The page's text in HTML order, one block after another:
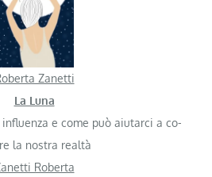
Zanetti
La Luna
e come può aiutarci a co-
la nostra realtà
Roberta